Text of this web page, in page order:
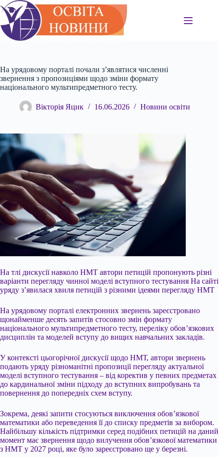
Перейти
до
вмісту
На урядовому порталі почали з’являтися численні
звернення з пропозиціями щодо зміни формату
національного мультипредметного тесту.
Вікторія Яцик 16.06.2026 Новини освіти
На тлі дискусії навколо НМТ автори петицій пропонують різні
варіанти перегляду чинної моделі вступного тестування На сайті
уряду з’явилася хвиля петицій з різними ідеями перегляду НМТ
На урядовому порталі електронних звернень зареєстровано
щонайменше десять запитів стосовно змін формату
національного мультипредметного тесту, переліку обов’язкових
дисциплін та моделей вступу до вищих навчальних закладів.
У контексті цьогорічної дискусії щодо НМТ, автори звернень
подають уряду різноманітні пропозиції перегляду актуальної
моделі вступного тестування – від коректив у певних предметах
до кардинальної зміни підходу до вступних випробувань та
повернення до попередніх схем вступу.
Зокрема, деякі запити стосуються виключення обов’язкової
математики або переведення її до списку предметів за вибором.
Найбільшу кількість підтримки серед подібних петицій на даний
момент має звернення щодо вилучення обов’язкової математики
з НМТ у 2027 році, яке було зареєстровано ще у березні.